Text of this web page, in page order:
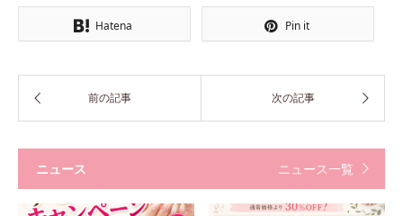
Hatena Pin it
ニュース ニュース一覧